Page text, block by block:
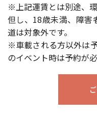
※上記運賃とは別途、
但し、18歳未満、障害
道は対象外です。
※車載される方以外は
のイベント時は予約が